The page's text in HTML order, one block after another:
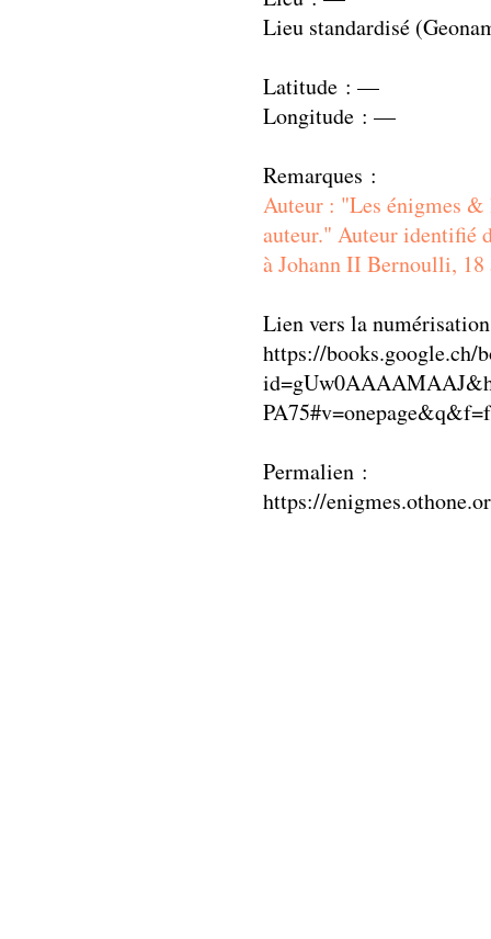
Lieu standardisé
Latitude : —
Longitude : —
Remarques :
Auteur : "Les énigmes &
auteur." Auteur identifié
à Johann II Bernoulli,
Lien vers la
https://books.google.ch/
Permalien :
https://